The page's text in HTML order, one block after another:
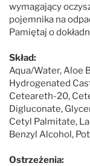
wymagający
pojemnika na
Pamiętaj o
Skład:
Aqua/Water, Aloe
Hydrogenated
Ceteareth-20,
Digluconate,
Cetyl Palmitate,
Benzyl Alcohol,
Ostrzeżenia: